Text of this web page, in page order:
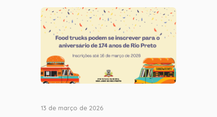
13 de março de 2026